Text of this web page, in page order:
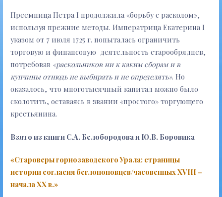
Преемница Петра I продолжила «борьбу с расколом»,
используя прежние методы. Императрица Екатерина I
указом от 7 июля 1725 г. попыталась ограничить
торговую и финансовую деятельность старообрядцев,
потребовав «раскольников ни к каким сборам и в
купчины отнюдь не выбирать и не определять». Но
оказалось, что многотысячный капитал можно было
сколотить, оставаясь в звании «простого» торгующего
крестьянина.
Взято из книги С.А. Белобородова и Ю.В. Боровика
«Староверы горнозаводского Урала: страницы
истории согласия беглопоповцев/часовенных XVIII –
начала XX в.»